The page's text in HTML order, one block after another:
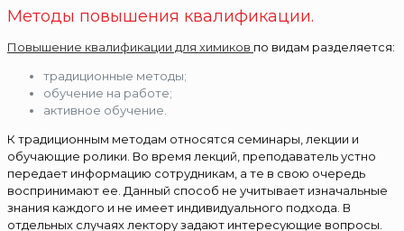
Методы повышения квалификации.
Повышение квалификации для химиков по видам разделяется:
традиционные методы;
обучение на работе;
активное обучение.
К традиционным методам относятся семинары, лекции и
обучающие ролики. Во время лекций, преподаватель устно
передает информацию сотрудникам, а те в свою очередь
воспринимают ее. Данный способ не учитывает изначальные
знания каждого и не имеет индивидуального подхода. В
отдельных случаях лектору задают интересующие вопросы.